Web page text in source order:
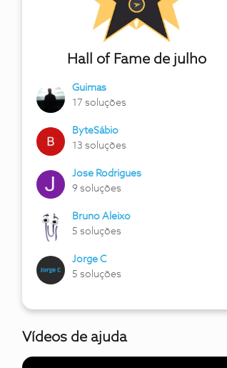
Hall of Fame de julho
Guimas
17 soluções
ByteSábio
13 soluções
Jose Rodrigues
9 soluções
Bruno Aleixo
5 soluções
Jorge C
5 soluções
Vídeos de ajuda